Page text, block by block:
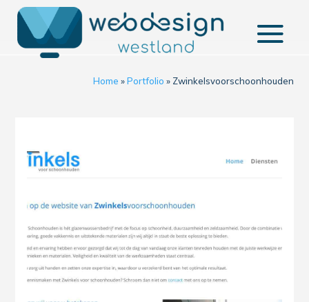
Home »Portfolio » Zwinkelsvoorschoonhouden